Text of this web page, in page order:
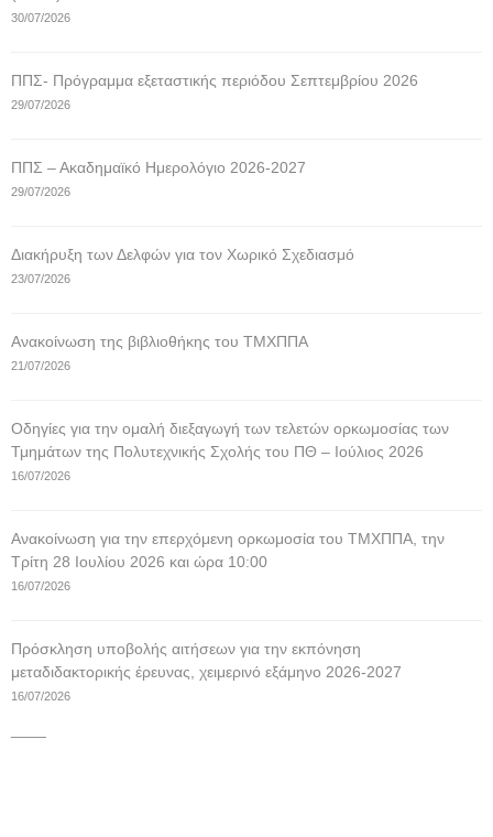
30/07/2026
ΠΠΣ- Πρόγραμμα εξεταστικής περιόδου Σεπτεμβρίου 2026
29/07/2026
ΠΠΣ – Ακαδημαϊκό Ημερολόγιο 2026-2027
29/07/2026
Διακήρυξη των Δελφών για τον Χωρικό Σχεδιασμό
23/07/2026
Ανακοίνωση της βιβλιοθήκης του ΤΜΧΠΠΑ
21/07/2026
Οδηγίες για την ομαλή διεξαγωγή των τελετών ορκωμοσίας των
Τμημάτων της Πολυτεχνικής Σχολής του ΠΘ – Ιούλιος 2026
16/07/2026
Ανακοίνωση για την επερχόμενη ορκωμοσία του ΤΜΧΠΠΑ, την
Τρίτη 28 Ιουλίου 2026 και ώρα 10:00
16/07/2026
Πρόσκληση υποβολής αιτήσεων για την εκπόνηση
μεταδιδακτορικής έρευνας, χειμερινό εξάμηνο 2026-2027
16/07/2026